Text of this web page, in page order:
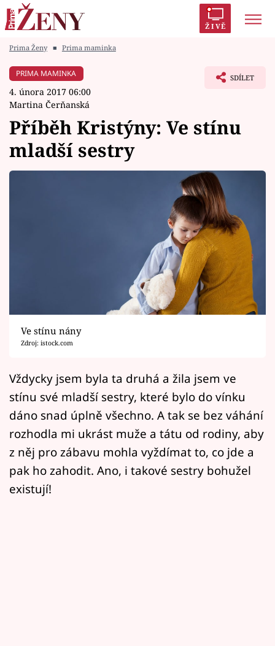
ŽIVĚ
Módní alarm
Zrádci
Témata
Sledujte prima+
Filmový festival Karlovy Vary
Mámy sobě
Přihlášení
Sledujte nás
Prima Ženy ■ Prima maminka
PRIMA MAMINKA
4. února 2017 06:00
Martina Čerňanská
SDÍLET
Příběh Kristýny: Ve stínu
mladší sestry
Ve stínu nány
Zdroj: istock.com
Vždycky jsem byla ta druhá a žila jsem ve
stínu své mladší sestry, které bylo do vínku
dáno snad úplně všechno. A tak se bez váhání
rozhodla mi ukrást muže a tátu od rodiny, aby
z něj pro zábavu mohla vyždímat to, co jde a
pak ho zahodit. Ano, i takové sestry bohužel
existují!